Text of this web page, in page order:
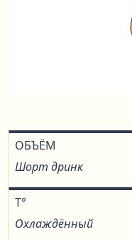
ОБЪЁМ
Шорт дринк
T°
Охлаждённый